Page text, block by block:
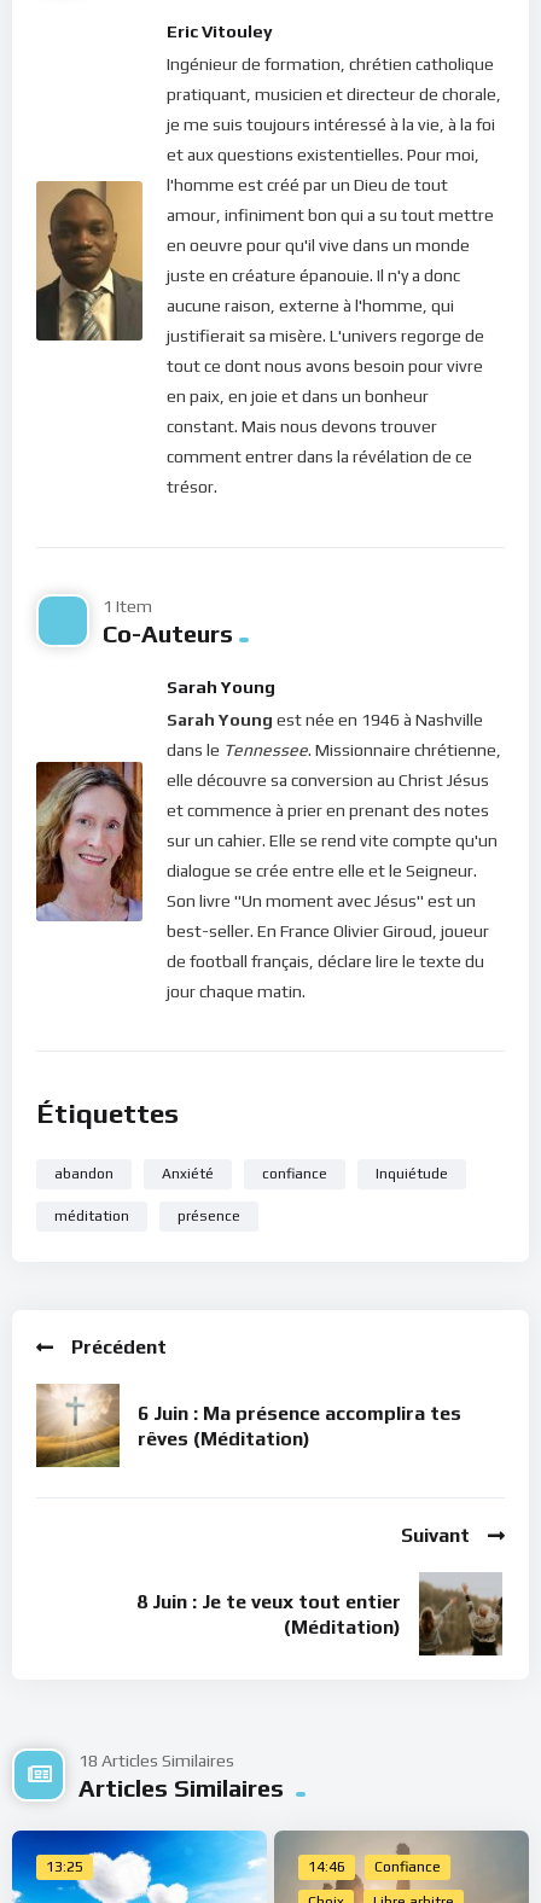
la peur engendrée nous éloigne de la grâce régénératrice de la
présence de Dieu. Nous devons graver les paroles de notre
Seigneur dans notre cœur : « …Votre Père céleste sait que
vous en avez besoin» (Matthieu 6, 32b). Ainsi, dès que
l’inquiétude et l’anxiété commencent à monter, ne perdons
pas une seconde : revenons à Dieu, ramenons-nous tout
entier à sa présence et confions-lui la situation. L’abandon est
la clé du bonheur car effectivement, Dieu connait l’heure juste.
Mais c’est seulement en l’expérimentant qu’on en découvre la
teneur. Osez faire le pas ! Vous verrez combien c’est simple et
efficace !
Bonne méditation.
veuillez cliquer ici :
Eric Vitouley
Ingénieur de formation, chrétien catholique
pratiquant, musicien et directeur de chorale,
je me suis toujours intéressé à la vie, à la foi
et aux questions existentielles. Pour moi,
l'homme est créé par un Dieu de tout
amour, infiniment bon qui a su tout mettre
en oeuvre pour qu'il vive dans un monde
juste en créature épanouie. Il n'y a donc
aucune raison, externe à l'homme, qui
justifierait sa misère. L'univers regorge de
tout ce dont nous avons besoin pour vivre
en paix, en joie et dans un bonheur
constant. Mais nous devons trouver
comment entrer dans la révélation de ce
trésor.
1 Item
Co-Auteurs
Sarah Young
Sarah Young est née en 1946 à Nashville
dans le Tennessee. Missionnaire chrétienne,
elle découvre sa conversion au Christ Jésus
et commence à prier en prenant des notes
sur un cahier. Elle se rend vite compte qu'un
dialogue se crée entre elle et le Seigneur.
Son livre "Un moment avec Jésus" est un
best-seller. En France Olivier Giroud, joueur
de football français, déclare lire le texte du
jour chaque matin.
Étiquettes
abandon Anxiété confiance Inquiétude
méditation présence
Précédent
6 Juin : Ma présence accomplira tes
rêves (Méditation)
Suivant
8 Juin : Je te veux tout entier
(Méditation)
18 Articles Similaires
Articles Similaires
13:25 14:46 Confiance